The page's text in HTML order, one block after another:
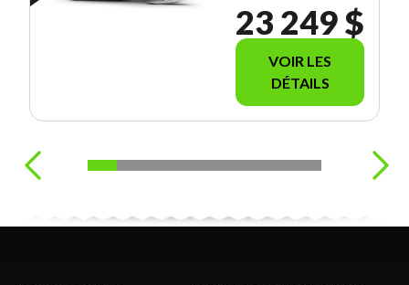
23 249 $
VOIR LES
DÉTAILS